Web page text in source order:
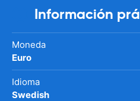
Información
Moneda
Euro
Idioma
Swedish